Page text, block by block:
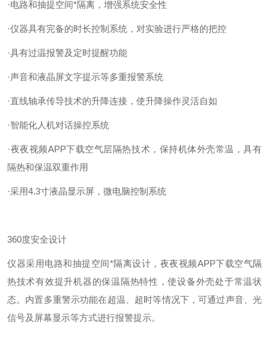
·电路和抽提空间*隔离，增强系统安全性
·仪器具有完备的时长控制系统，对实验进行严格的把控
·具有过温报警及定时提醒功能
·声音和液晶屏文字提示等多重报警系统
·直线轴承传导技术的升降连接，使升降操作灵活自如
·智能化人机对话操控系统
·夜夜视频APP下载空气层隔热技术，保持机体外壳常温，具有
隔热和保温双重作用
·采用4.3寸液晶显示屏，微电脑控制系统
360度安全设计
仪器采用电路和抽提空间*隔离设计，夜夜视频APP下载空气隔
热技术有效提升机器的保温隔热特性，使设备外壳处于常温状
态。内置多重警示功能在超温、超时等情况下，可通过声音、光
信号及屏幕显示等方式进行报警提示。